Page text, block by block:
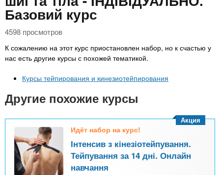
r
i
e
n
к
У
ч
е
ы
Колледжи
Курсы
Частные школы
MBA
Онлайн курсы
За рубежом
с
ь
Базовий курс
4598 просмотров
К сожалению на этот курс приостановлен набор, но к счастью у
нас есть другие курсы с похожей тематикой.
Курсы тейпирования и кинезиотейпирования
Другие похожие курсы
Идёт набор на курс!
Інтенсив з кінезіотейпування.
Тейпування за 14 дні. Онлайн
навчання
Акция